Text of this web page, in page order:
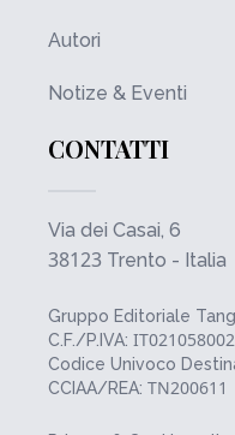
Autori
Notize & Eventi
CONTATTI
Via dei Casai, 6
38123 Trento - Italia
Gruppo Editoriale
C.F./P.IVA:
Codice Univoco
CCIAA/REA: TN200611